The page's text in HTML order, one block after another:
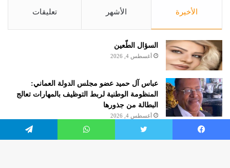
الأخيرة الأشهر تعليقات
السؤال الطّعين
أغسطس 4, 2026
عباس آل حميد عضو مجلس الدولة العماني:
المنظومة الوطنية لربط التوظيف بالمهارات تعالج
البطالة من جذورها
أغسطس 4, 2026
الروائية مريم هرموش.. كاتبة شهر أغسطس 2026
فيسبوك تويتر واتساب تيلقرام